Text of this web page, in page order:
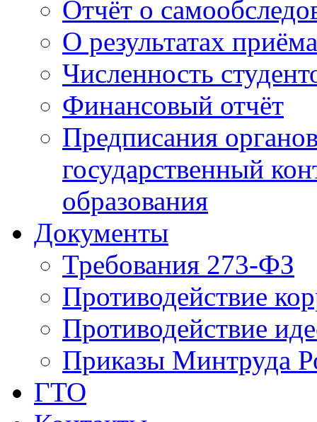
Отчёт о
О результатах приёма
Численность
Финансовый отчёт
Предписания
государственный
образования
Документы
Требования 273-ФЗ
Противодействие
Противодействие
Приказы Минтруда
ГТО